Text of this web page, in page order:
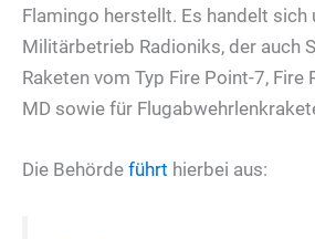
Flamingo herstellt. Es handelt sich
Militärbetrieb Radioniks, der auch
Raketen vom Typ Fire Point-7, Fire
MD sowie für
Die Behörde führt hierbei aus: